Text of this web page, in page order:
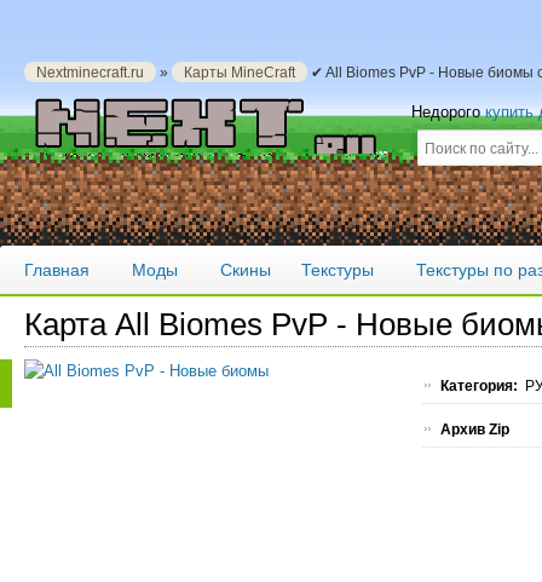
Nextminecraft.ru » Карты MineCraft ✔ All Biomes PvP - Новые биомы
Недорогокупить
Главная Моды Скины Текстуры Текстуры по
Карта All Biomes PvP - Новые
Категория:
Архив Zip